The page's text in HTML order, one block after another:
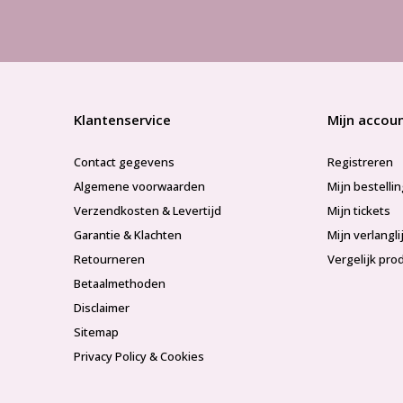
Klantenservice
Contact gegevens
Algemene voorwaarden
Verzendkosten & Levertijd
Garantie & Klachten
Retourneren
Betaalmethoden
Disclaimer
Sitemap
Privacy Policy & Cookies
Mijn
Registreren
Mijn
Mijn tickets
Mijn
Vergelijk